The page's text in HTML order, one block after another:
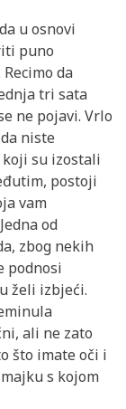
u osnovi
puno
da
tri sata
ne pojavi. Vrlo
niste
su izostali
postoji
vam
od
zbog nekih
podnosi
želi izbjeći.
ali ne zato
što imate oči i
s kojom